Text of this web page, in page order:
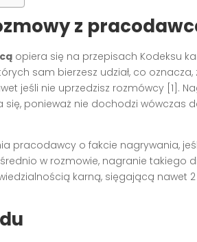
z
opiera się na przepisach Kodeksu
sam bierzesz udział, co
jeśli nie uprzedzisz rozmówcy [1].
ponieważ nie dochodzi wówczas
pracodawcy o fakcie nagrywania,
w rozmowie, nagranie takiego
karną, sięgającą nawet